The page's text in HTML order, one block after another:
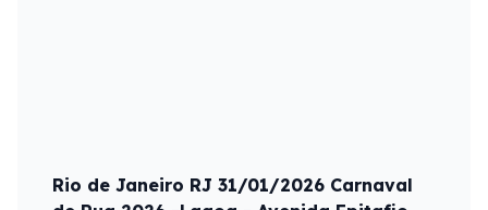
Rio de Janeiro RJ 31/01/2026 Carnaval